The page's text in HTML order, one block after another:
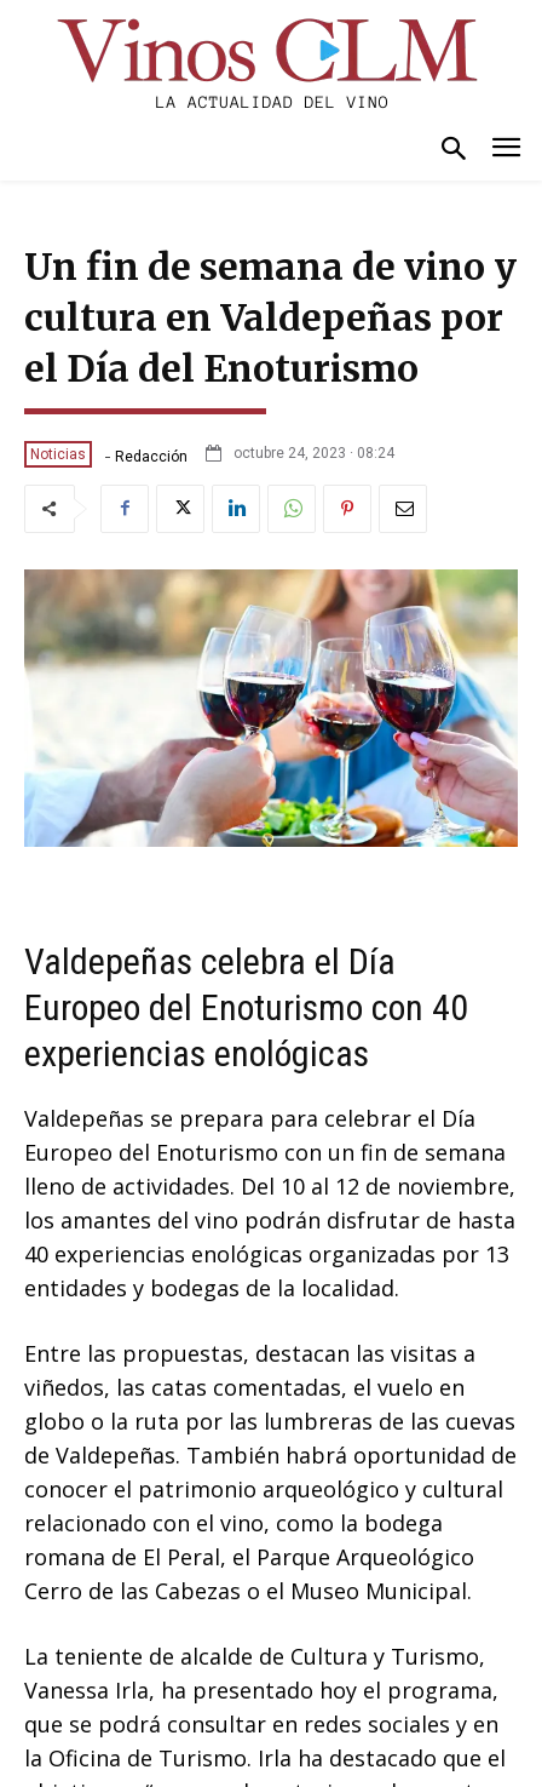
Un fin de semana de vino y
cultura en Valdepeñas por
el Día del Enoturismo
Noticias - Redacción octubre 24, 2023 · 08:24
Valdepeñas celebra el Día
Europeo del Enoturismo con 40
experiencias enológicas
Valdepeñas se prepara para celebrar el Día
Europeo del Enoturismo con un fin de semana
lleno de actividades. Del 10 al 12 de noviembre,
los amantes del vino podrán disfrutar de hasta
40 experiencias enológicas organizadas por 13
entidades y bodegas de la localidad.
Entre las propuestas, destacan las visitas a
viñedos, las catas comentadas, el vuelo en
globo o la ruta por las lumbreras de las cuevas
de Valdepeñas. También habrá oportunidad de
conocer el patrimonio arqueológico y cultural
relacionado con el vino, como la bodega
romana de El Peral, el Parque Arqueológico
Cerro de las Cabezas o el Museo Municipal.
La teniente de alcalde de Cultura y Turismo,
Vanessa Irla, ha presentado hoy el programa,
que se podrá consultar en redes sociales y en
la Oficina de Turismo. Irla ha destacado que el